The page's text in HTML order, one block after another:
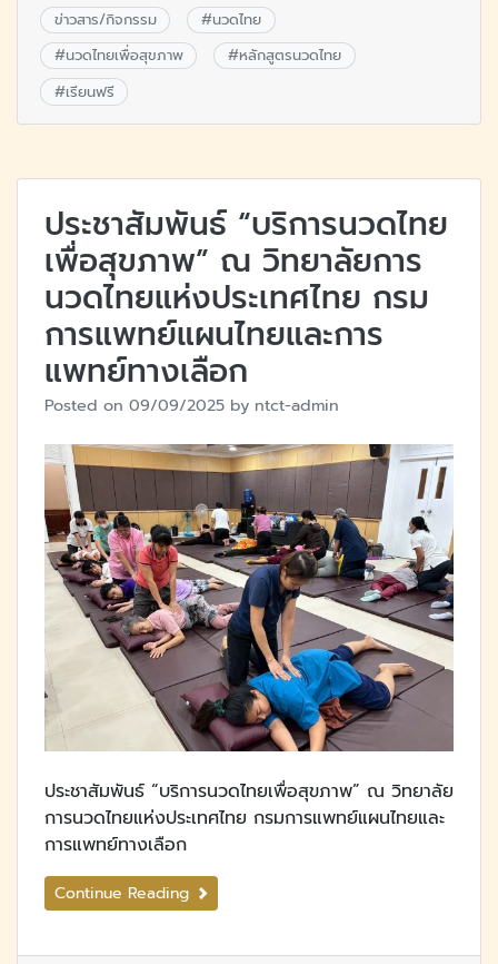
ข่าวสาร/กิจกรรม #นวดไทย
#นวดไทยเพื่อสุขภาพ #หลักสูตรนวดไทย
#เรียนฟรี
ประชาสัมพันธ์ “บริการนวดไทย
เพื่อสุขภาพ” ณ วิทยาลัยการ
นวดไทยแห่งประเทศไทย กรม
การแพทย์แผนไทยและการ
แพทย์ทางเลือก
Posted on 09/09/2025 by ntct-admin
ประชาสัมพันธ์ “บริการนวดไทยเพื่อสุขภาพ” ณ วิทยาลัย
การนวดไทยแห่งประเทศไทย กรมการแพทย์แผนไทยและ
การแพทย์ทางเลือก
Continue Reading